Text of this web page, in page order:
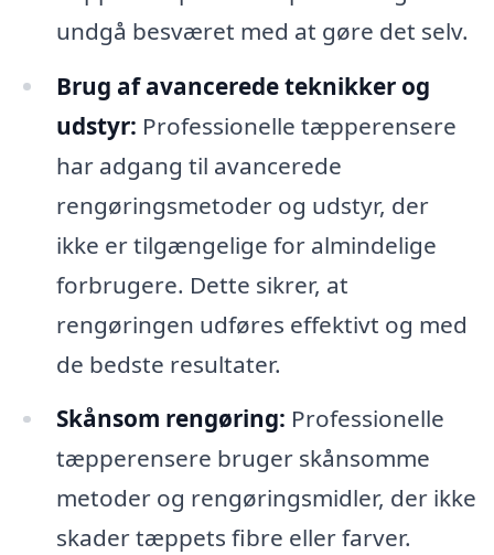
undgå besværet med at gøre det selv.
Brug af avancerede teknikker og
udstyr: Professionelle tæpperensere
har adgang til avancerede
rengøringsmetoder og udstyr, der
ikke er tilgængelige for almindelige
forbrugere. Dette sikrer, at
rengøringen udføres effektivt og med
de bedste resultater.
Skånsom rengøring: Professionelle
tæpperensere bruger skånsomme
metoder og rengøringsmidler, der ikke
skader tæppets fibre eller farver.